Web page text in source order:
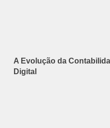
A Evolução da
Digital